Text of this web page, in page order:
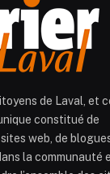
de Laval, et
constitué de
web, de
la communauté